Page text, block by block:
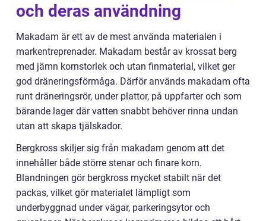
och deras användning
Makadam är ett av de mest använda materialen i
markentreprenader. Makadam består av krossat berg
med jämn kornstorlek och utan finmaterial, vilket ger
god dräneringsförmåga. Därför används makadam ofta
runt dräneringsrör, under plattor, på uppfarter och som
bärande lager där vatten snabbt behöver rinna undan
utan att skapa tjälskador.
Bergkross skiljer sig från makadam genom att det
innehåller både större stenar och finare korn.
Blandningen gör bergkross mycket stabilt när det
packas, vilket gör materialet lämpligt som
underbyggnad under vägar, parkeringsytor och